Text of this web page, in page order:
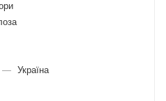
— Україна